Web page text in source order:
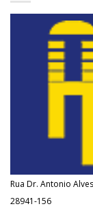
Rua Dr. Antonio
28941-156